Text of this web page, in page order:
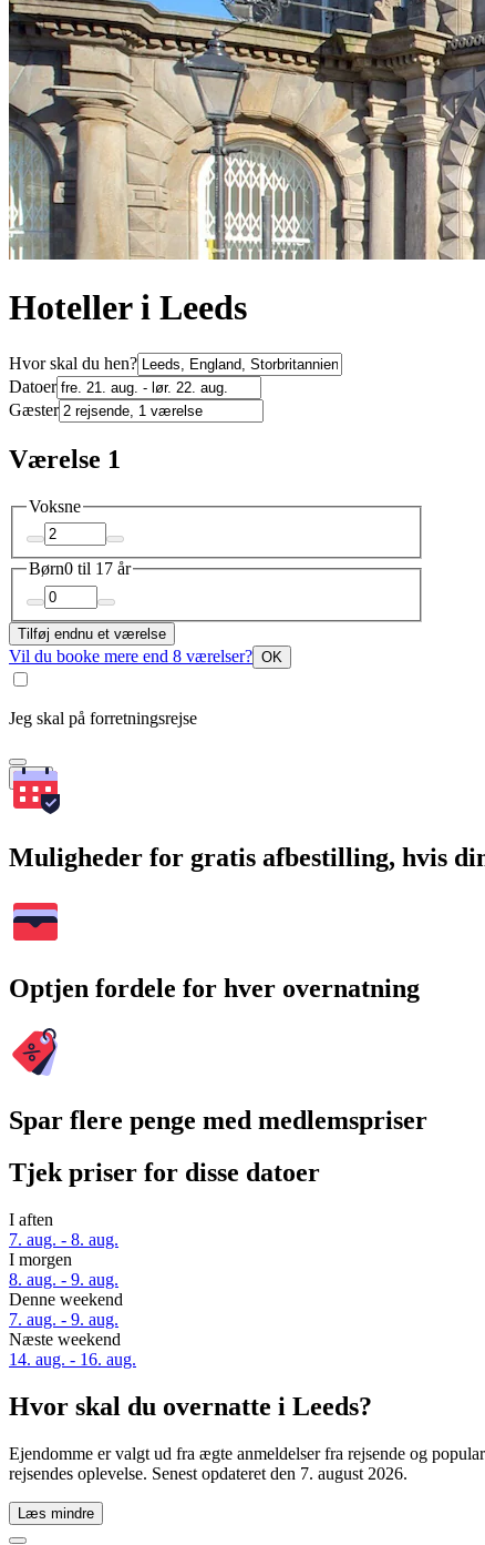
Hoteller i Leeds
Hvor skal du hen?
Datoer
Gæster
Værelse 1
Voksne
Børn0 til 17 år
Tilføj endnu et værelse
Vil du booke mere end 8 værelser? OK
Jeg skal på forretningsrejse
Søg
Muligheder for gratis afbestilling, hvis
Optjen fordele for hver overnatning
Spar flere penge med medlemspriser
Tjek priser for disse datoer
I aften
7. aug. - 8. aug.
I morgen
8. aug. - 9. aug.
Denne weekend
7. aug. - 9. aug.
Næste weekend
14. aug. - 16. aug.
Hvor skal du overnatte i Leeds?
Ejendomme er valgt ud fra ægte anmeldelser fra rejsende og
rejsendes oplevelse. Senest opdateret den 7. august 2026.
Læs mindre